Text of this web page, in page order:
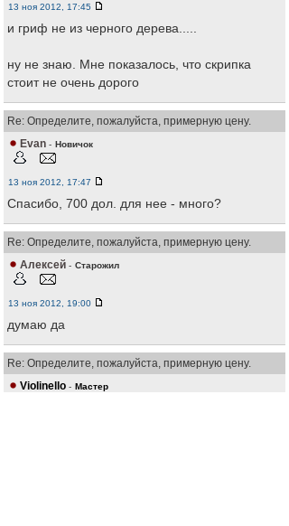
13 ноя 2012, 17:45
и гриф не из черного дерева.....
ну не знаю. Мне показалось, что скрипка
стоит не очень дорого
Re: Определите, пожалуйста, примерную цену.
Evan - Новичок
13 ноя 2012, 17:47
Спасибо, 700 дол. для нее - много?
Re: Определите, пожалуйста, примерную цену.
Алексей - Старожил
13 ноя 2012, 19:00
думаю да
Re: Определите, пожалуйста, примерную цену.
Violinello - Мастер